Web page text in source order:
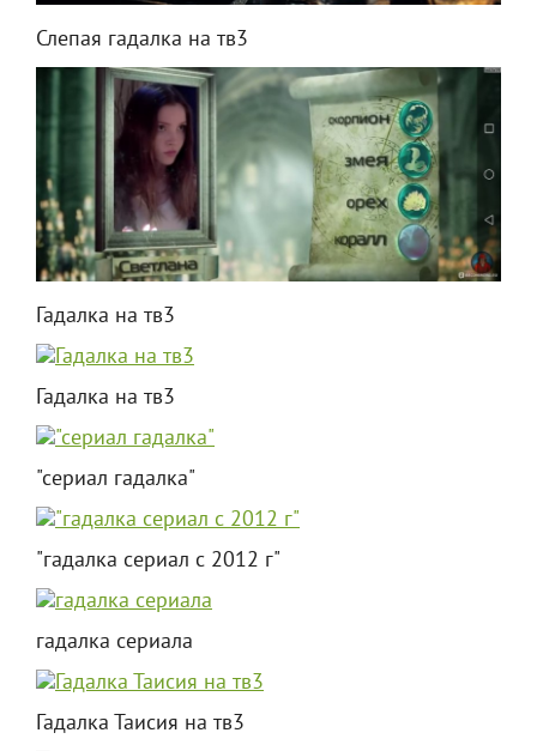
Слепая гадалка на тв3
Гадалка на тв3
Гадалка на тв3
"сериал гадалка"
"гадалка сериал с 2012 г"
гадалка сериала
Гадалка Таисия на тв3